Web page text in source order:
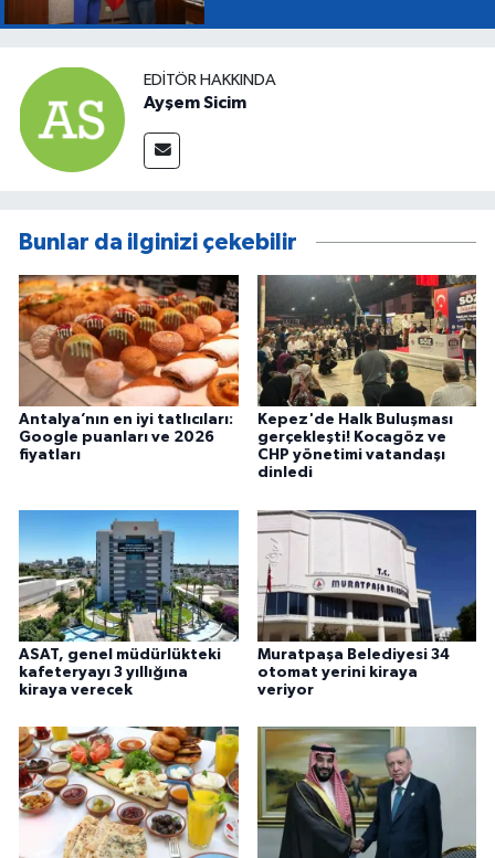
EDITÖR HAKKINDA
Ayşem Sicim
Bunlar da ilginizi çekebilir
Antalya’nın en iyi tatlıcıları:
Google puanları ve 2026
fiyatları
Kepez'de Halk Buluşması
gerçekleşti! Kocagöz ve
CHP yönetimi vatandaşı
dinledi
ASAT, genel müdürlükteki
kafeteryayı 3 yıllığına
kiraya verecek
Muratpaşa Belediyesi 34
otomat yerini kiraya
veriyor